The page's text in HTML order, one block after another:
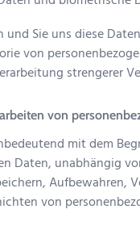
und Sie uns diese
von
strengerer
von
mit dem
Daten, unabhängig
Aufbewahren,
von